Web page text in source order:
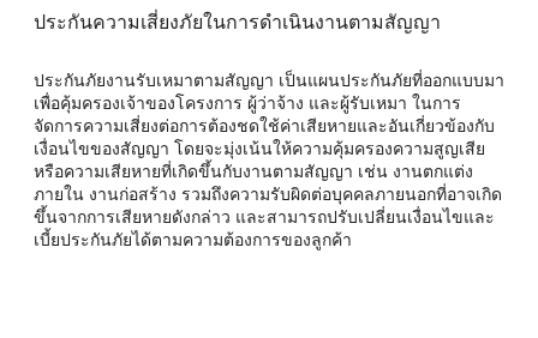
ประกันความเสี่ยงภัยในการดำเนินงานตามสัญญา
ประกันภัยงานรับเหมาตามสัญญา เป็นแผนประกันภัยที่ออกแบบมา
เพื่อคุ้มครองเจ้าของโครงการ ผู้ว่าจ้าง และผู้รับเหมา ในการ
จัดการความเสี่ยงต่อการต้องชดใช้ค่าเสียหายและอันเกี่ยวข้องกับ
เงื่อนไขของสัญญา โดยจะมุ่งเน้นให้ความคุ้มครองความสูญเสีย
หรือความเสียหายที่เกิดขึ้นกับงานตามสัญญา เช่น งานตกแต่ง
ภายใน งานก่อสร้าง รวมถึงความรับผิดต่อบุคคลภายนอกที่อาจเกิด
ขึ้นจากการเสียหายดังกล่าว และสามารถปรับเปลี่ยนเงื่อนไขและ
เบี้ยประกันภัยได้ตามความต้องการของลูกค้า